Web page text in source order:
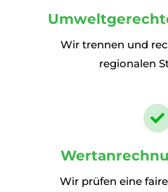
Wir trennen und
regionalen

Wir prüfen eine